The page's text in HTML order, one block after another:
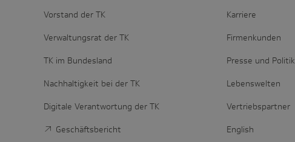
Vorstand der TK
Verwaltungsrat der TK
TK im Bundesland
Nachhaltigkeit bei der TK
Digitale Verantwortung der TK
Geschäftsbericht
Karriere
Firmenkunden
Presse und Politik
Lebenswelten
Vertriebspartner
English